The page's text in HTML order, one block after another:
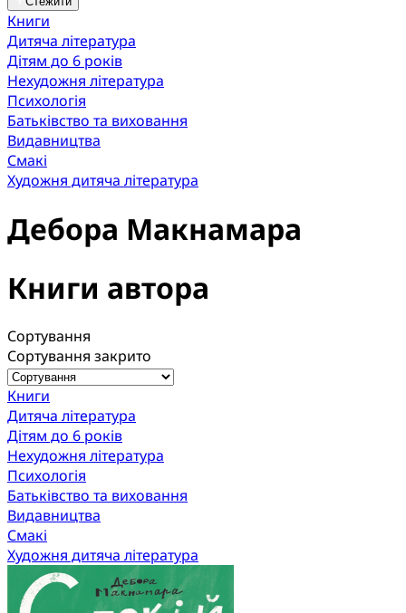
Книги
Дитяча література
Дітям до 6 років
Нехудожня література
Психологія
Батьківство та виховання
Видавництва
Смакі
Художня дитяча література
Дебора Макнамара
Книги автора
Сортування
Сортування закрито
Книги
Дитяча література
Дітям до 6 років
Нехудожня література
Психологія
Батьківство та виховання
Видавництва
Смакі
Художня дитяча література